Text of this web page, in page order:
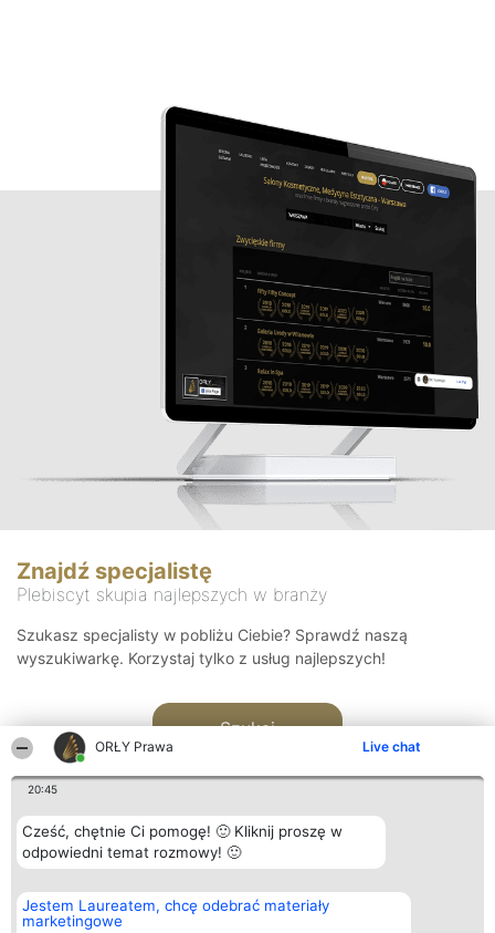
ORŁY Prawa Live chat
20:45
Cześć, chętnie Ci pomogę! 🙂 Kliknij proszę w
odpowiedni temat rozmowy! 🙂
Jestem Laureatem, chcę odebrać materiały
marketingowe
Znajdź specjalistę
Plebiscyt skupia najlepszych w branży
Szukasz specjalisty w pobliżu Ciebie? Sprawdź naszą
wyszukiwarkę. Korzystaj tylko z usług najlepszych!
Szukaj
Organizator plebiscytu
Bright Side Solutions sp. z o.
o. sp. k.
Plebiscyt
Laureaci
Kontakt
Kontakt